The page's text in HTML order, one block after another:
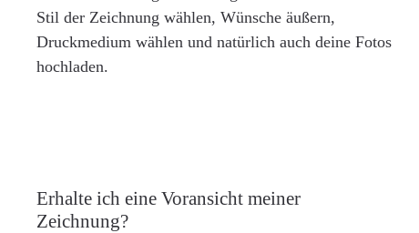
Stil der Zeichnung wählen, Wünsche äußern,
Druckmedium wählen und natürlich auch deine Fotos
hochladen.
Erhalte ich eine Voransicht meiner
Zeichnung?